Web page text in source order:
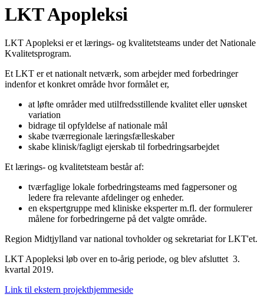
LKT Apopleksi
LKT Apopleksi er et lærings- og kvalitetsteams under det Nationale
Kvalitetsprogram.
Et LKT er et nationalt netværk, som arbejder med forbedringer
indenfor et konkret område hvor formålet er,
at løfte områder med utilfredsstillende kvalitet eller uønsket
variation
bidrage til opfyldelse af nationale mål
skabe tværregionale læringsfælleskaber
skabe klinisk/fagligt ejerskab til forbedringsarbejdet
Et lærings- og kvalitetsteam består af:
tværfaglige lokale forbedringsteams med fagpersoner og
ledere fra relevante afdelinger og enheder.
en ekspertgruppe med kliniske eksperter m.fl. der formulerer
målene for forbedringerne på det valgte område.
Region Midtjylland var national tovholder og sekretariat for LKT'et.
LKT Apopleksi løb over en to-årig periode, og blev afsluttet 3.
kvartal 2019.
Link til ekstern projekthjemmeside